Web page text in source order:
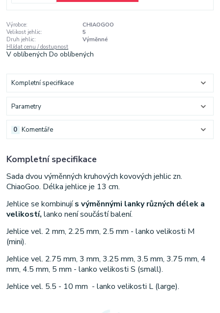
Výrobce:
CHIAOGOO
Velikost jehlic:
5
Druh jehlic:
Výměnné
Hlídat cenu / dostupnost
V oblíbenýchDo oblíbených
Kompletní specifikace
Parametry
Komentáře
0
Kompletní specifikace
Sada dvou výměnných kruhových kovových jehlic zn.
ChiaoGoo. Délka jehlice je 13 cm.
Jehlice se kombinujís výměnnými lanky různých délek a
velikostí,lanko není součástí balení.
Jehlice vel. 2 mm, 2.25 mm, 2.5 mm - lanko velikosti M
(mini).
Jehlice vel. 2.75 mm, 3 mm, 3.25 mm, 3.5 mm, 3.75 mm, 4
mm, 4.5 mm, 5 mm - lanko velikosti S (small).
Jehlice vel. 5.5 - 10 mm - lanko velikosti L (large).